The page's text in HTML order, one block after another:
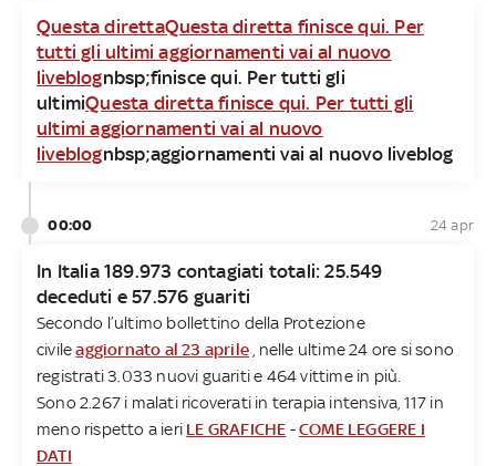
Questa direttaQuesta diretta finisce qui. Per
tutti gli ultimi aggiornamenti vai al nuovo
liveblognbsp;finisce qui. Per tutti gli
ultimiQuesta diretta finisce qui. Per tutti gli
ultimi aggiornamenti vai al nuovo
liveblognbsp;aggiornamenti vai al nuovo liveblog
00:00 24 apr
In Italia 189.973 contagiati totali: 25.549
deceduti e 57.576 guariti
Secondo l’ultimo bollettino della Protezione
civileaggiornato al 23 aprile , nelle ultime 24 ore si sono
registrati 3.033 nuovi guariti e 464 vittime in più.
Sono 2.267 i malati ricoverati in terapia intensiva, 117 in
meno rispetto a ieri LE GRAFICHE -COME LEGGERE I
DATI